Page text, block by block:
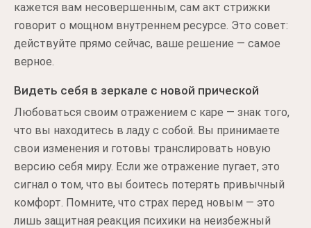
кажется вам несовершенным, сам акт стрижки
говорит о мощном внутреннем ресурсе. Это совет:
действуйте прямо сейчас, ваше решение — самое
верное.
Видеть себя в зеркале с новой прической
Любоваться своим отражением с каре — знак того,
что вы находитесь в ладу с собой. Вы принимаете
свои изменения и готовы транслировать новую
версию себя миру. Если же отражение пугает, это
сигнал о том, что вы боитесь потерять привычный
комфорт. Помните, что страх перед новым — это
лишь защитная реакция психики на неизбежный